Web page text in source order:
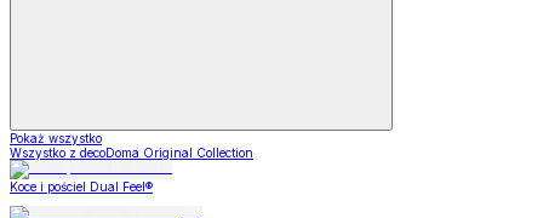
Pokaż wszystko
Wszystko z decoDoma Original Collection
Koce i pościel Dual Feel®